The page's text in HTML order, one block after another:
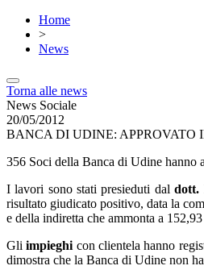
Home
>
News
Torna alle news
News Sociale
20/05/2012
BANCA DI UDINE: APPROVATO
356 Soci della Banca di Udine hanno
I lavori sono stati presieduti daldott.
risultato giudicato positivo, data la
e della indiretta che ammonta a
Gliimpieghi con clientela hanno
dimostra che la Banca di Udine non